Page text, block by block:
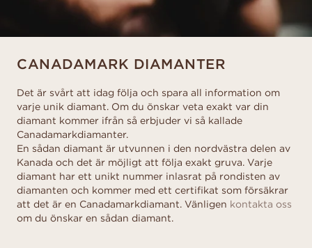
CANADAMARK DIAMANTER
Det är svårt att idag följa och spara all information om
varje unik diamant. Om du önskar veta exakt var din
diamant kommer ifrån så erbjuder vi så kallade
Canadamarkdiamanter.
En sådan diamant är utvunnen i den nordvästra delen av
Kanada och det är möjligt att följa exakt gruva. Varje
diamant har ett unikt nummer inlasrat på rondisten av
diamanten och kommer med ett certifikat som försäkrar
att det är en Canadamarkdiamant. Vänligen kontakta oss
om du önskar en sådan diamant.